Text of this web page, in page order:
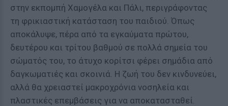
στην εκπομπή Χαμογέλα και Πάλι, περιγράφοντας
τη φρικιαστική κατάσταση του παιδιού. Όπως
αποκάλυψε, πέρα από τα εγκαύματα πρώτου,
δευτέρου και τρίτου βαθμού σε πολλά σημεία του
σώματός του, το άτυχο κορίτσι φέρει σημάδια από
δαγκωματιές και σκοινιά. Η ζωή του δεν κινδυνεύει,
αλλά θα χρειαστεί μακροχρόνια νοσηλεία και
πλαστικές επεμβάσεις για να αποκατασταθεί.